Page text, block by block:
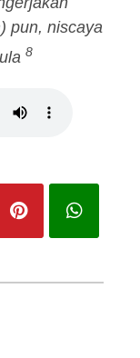
pun, niscaya
8